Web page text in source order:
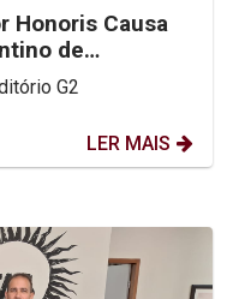
Honoris Causa
de
G2
LER MAIS